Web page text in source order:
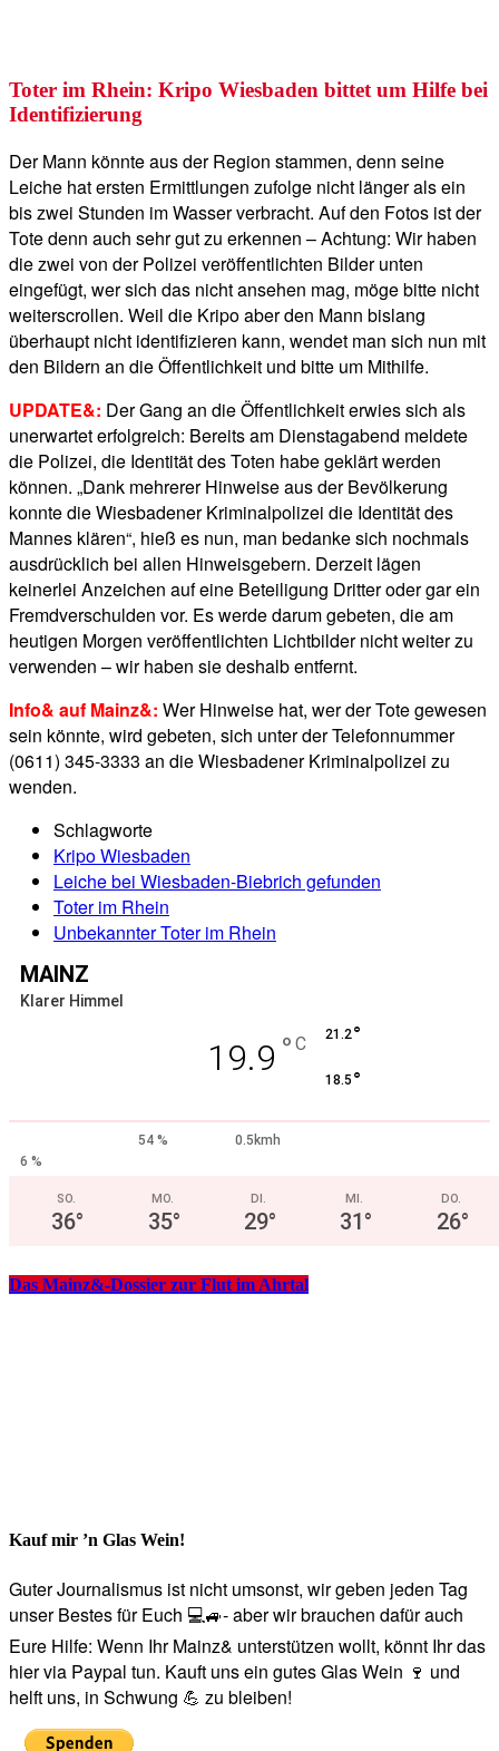
Toter im Rhein: Kripo Wiesbaden bittet um Hilfe bei
Identifizierung
Der Mann könnte aus der Region stammen, denn seine
Leiche hat ersten Ermittlungen zufolge nicht länger als ein
bis zwei Stunden im Wasser verbracht. Auf den Fotos ist der
Tote denn auch sehr gut zu erkennen – Achtung: Wir haben
die zwei von der Polizei veröffentlichten Bilder unten
eingefügt, wer sich das nicht ansehen mag, möge bitte nicht
weiterscrollen. Weil die Kripo aber den Mann bislang
überhaupt nicht identifizieren kann, wendet man sich nun mit
den Bildern an die Öffentlichkeit und bitte um Mithilfe.
UPDATE&: Der Gang an die Öffentlichkeit erwies sich als
unerwartet erfolgreich: Bereits am Dienstagabend meldete
die Polizei, die Identität des Toten habe geklärt werden
können. „Dank mehrerer Hinweise aus der Bevölkerung
konnte die Wiesbadener Kriminalpolizei die Identität des
Mannes klären“, hieß es nun, man bedanke sich nochmals
ausdrücklich bei allen Hinweisgebern. Derzeit lägen
keinerlei Anzeichen auf eine Beteiligung Dritter oder gar ein
Fremdverschulden vor. Es werde darum gebeten, die am
heutigen Morgen veröffentlichten Lichtbilder nicht weiter zu
verwenden – wir haben sie deshalb entfernt.
Info& auf Mainz&: Wer Hinweise hat, wer der Tote gewesen
sein könnte, wird gebeten, sich unter der Telefonnummer
(0611) 345-3333 an die Wiesbadener Kriminalpolizei zu
wenden.
Schlagworte
Kripo Wiesbaden
Leiche bei Wiesbaden-Biebrich gefunden
Toter im Rhein
Unbekannter Toter im Rhein
MAINZ
Klarer Himmel
19.9 ° C 21.2°
18.5 °
54 %
0.5kmh
6 %
SO.
36°
MO.
35°
DI.
29°
MI.
31°
DO.
26°
Das Mainz&-Dossier zur Flut im Ahrtal
Kauf mir ’n Glas Wein!
Guter Journalismus ist nicht umsonst, wir geben jeden Tag
unser Bestes für Euch 💻🚙- aber wir brauchen dafür auch
Eure Hilfe: Wenn Ihr Mainz& unterstützen wollt, könnt Ihr das
hier via Paypal tun. Kauft uns ein gutes Glas Wein 🍷 und
helft uns, in Schwung 💪 zu bleiben!